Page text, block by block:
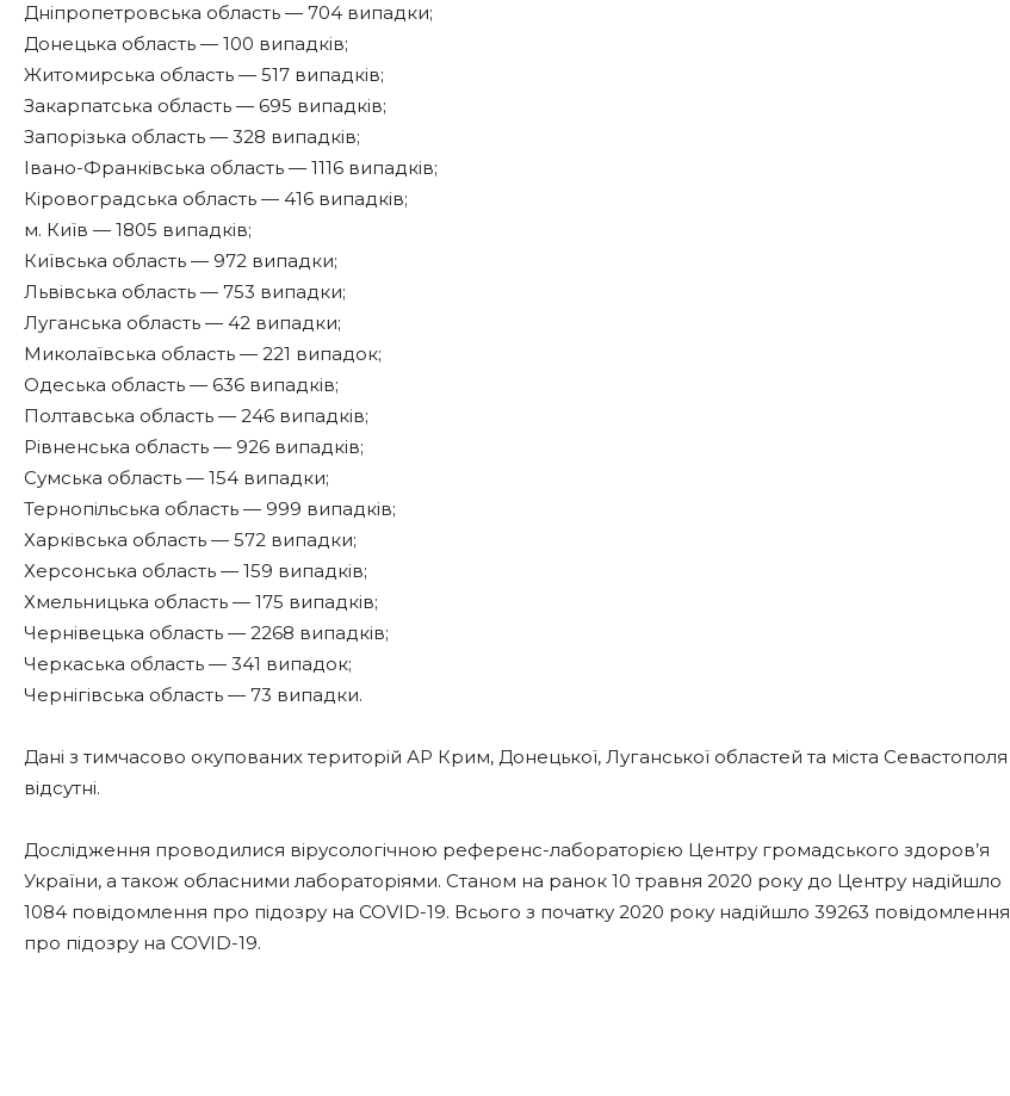
Дніпропетровська область — 704 випадки;
Донецька область — 100 випадків;
Житомирська область — 517 випадків;
Закарпатська область — 695 випадків;
Запорізька область — 328 випадків;
Івано-Франківська область — 1116 випадків;
Кіровоградська область — 416 випадків;
м. Київ — 1805 випадків;
Київська область — 972 випадки;
Львівська область — 753 випадки;
Луганська область — 42 випадки;
Миколаївська область — 221 випадок;
Одеська область — 636 випадків;
Полтавська область — 246 випадків;
Рівненська область — 926 випадків;
Сумська область — 154 випадки;
Тернопільська область — 999 випадків;
Харківська область — 572 випадки;
Херсонська область — 159 випадків;
Хмельницька область — 175 випадків;
Чернівецька область — 2268 випадків;
Черкаська область — 341 випадок;
Чернігівська область — 73 випадки.
Дані з тимчасово окупованих територій АР Крим, Донецької, Луганської областей та міста Севастополя
відсутні.
Дослідження проводилися вірусологічною референс-лабораторією Центру громадського здоров’я
України, а також обласними лабораторіями. Станом на ранок 10 травня 2020 року до Центру надійшло
1084 повідомлення про підозру на COVID-19. Всього з початку 2020 року надійшло 39263 повідомлення
про підозру на COVID-19.